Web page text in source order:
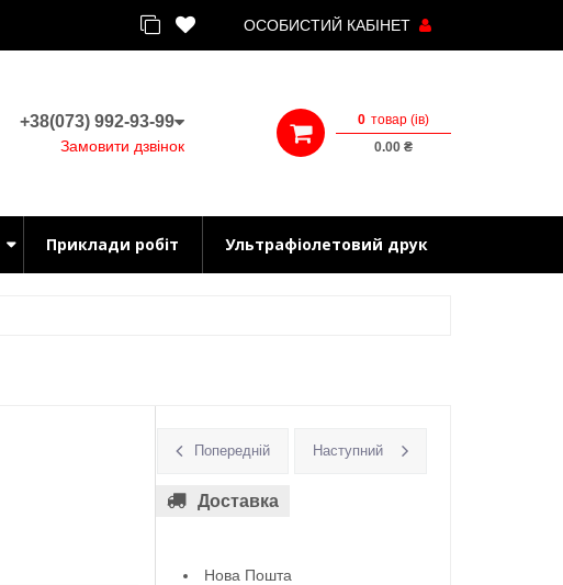
ОСОБИСТИЙ КАБІНЕТ
+38(073) 992-93-99
Замовити дзвінок
0 товар (iв)
0.00 ₴
Приклади робіт Ультрафіолетовий друк
Попередній Наступний
Доставка
Нова Пошта